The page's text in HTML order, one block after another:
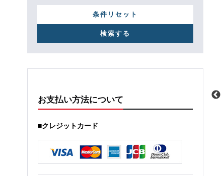
条件リセット
お支払い方法について
■クレジットカード
トヨタ
BMCMC(ブラックメタル
サイズ 17インチ
カラー
BMCMC(ブラックメタル